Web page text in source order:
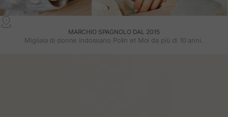
MARCHIO SPAGNOLO DAL 2015
Migliaia di donne indossano Polin et Moi da più di 10 anni.